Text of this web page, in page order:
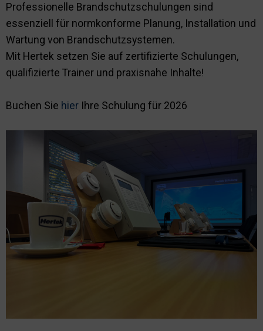
Professionelle Brandschutzschulungen sind
essenziell für normkonforme Planung, Installation und
Wartung von Brandschutzsystemen.
Mit Hertek setzen Sie auf zertifizierte Schulungen,
qualifizierte Trainer und praxisnahe Inhalte!
Buchen Sie hier Ihre Schulung für 2026